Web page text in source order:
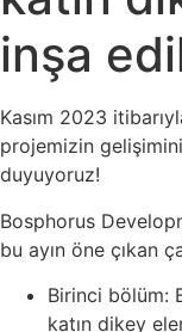
inşa
Kasım 2023
projemizin
duyuyoruz!
Bosphorus
bu ayın öne çıkan
Birinci bölüm:
katın dikey